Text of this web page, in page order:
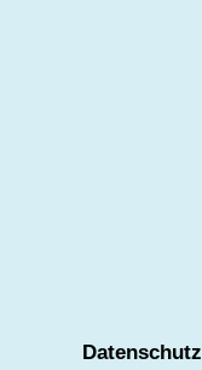
Datenschutz